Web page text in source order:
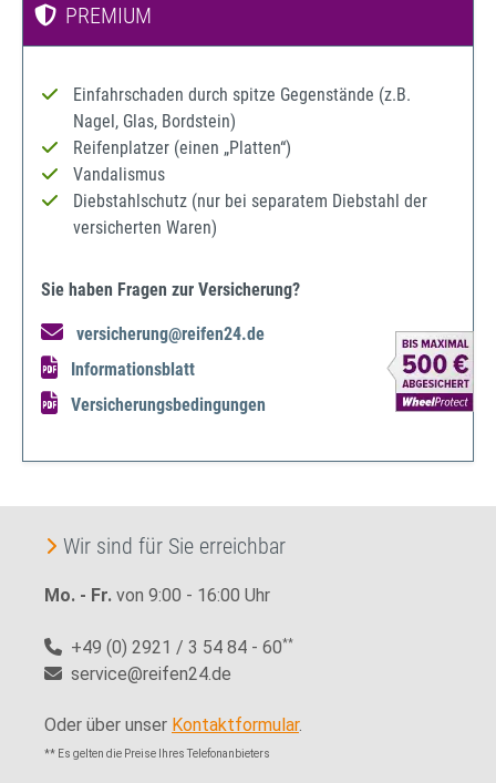
PREMIUM
Einfahrschaden durch spitze Gegenstände (z.B.
Nagel, Glas, Bordstein)
Reifenplatzer (einen „Platten“)
Vandalismus
Diebstahlschutz (nur bei separatem Diebstahl der
versicherten Waren)
Sie haben Fragen zur Versicherung?
versicherung@reifen24.de
Informationsblatt
Versicherungsbedingungen
Wir sind für Sie erreichbar
Mo. - Fr. von 9:00 - 16:00 Uhr
+49 (0) 2921 / 3 54 84 - 60**
service@reifen24.de
Oder über unser Kontaktformular.
** Es gelten die Preise Ihres Telefonanbieters